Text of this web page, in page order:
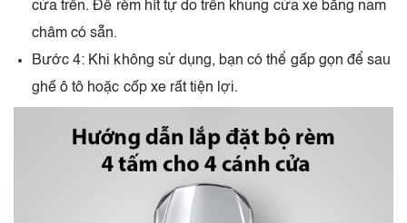
cửa trên. Để rèm hít tự do trên khung cửa xe bằng nam
châm có sẵn.
Bước 4: Khi không sử dụng, bạn có thể gấp gọn để sau
ghế ô tô hoặc cốp xe rất tiện lợi.